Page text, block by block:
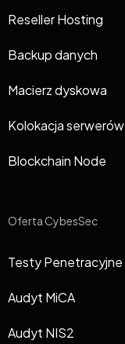
Reseller Hosting
Backup danych
Macierz dyskowa
Kolokacja serwerów
Blockchain Node
Oferta CybesSec
Testy Penetracyjne
Audyt MiCA
Audyt NIS2